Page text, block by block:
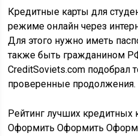
Кредитные карты для
режиме онлайн через
Для этого нужно иметь
также быть гражданином
CreditSoviets.com подобрал
проверенные продолжения.
Рейтинг лучших кредитных
Оформить Оформить